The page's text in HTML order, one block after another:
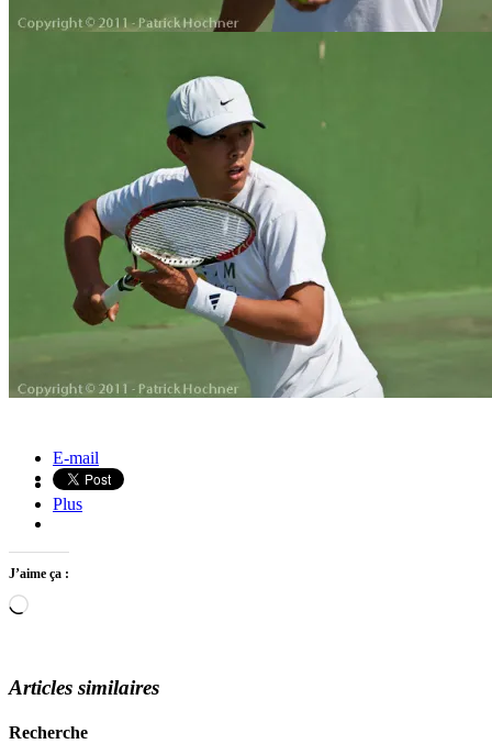
E-mail
Plus
J’aime ça :
Loading…
Articles similaires
Recherche